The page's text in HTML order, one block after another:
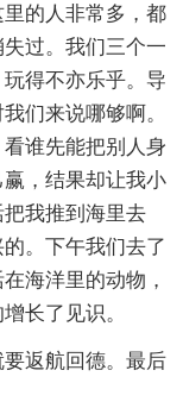
里的人非常多，都
过。我们三个一
得不亦乐乎。导
们来说哪够啊。
谁先能把别人身
赢，结果却让我小
我推到海里去
。下午我们去了
海洋里的动物，
长了见识。
返航回德。最后